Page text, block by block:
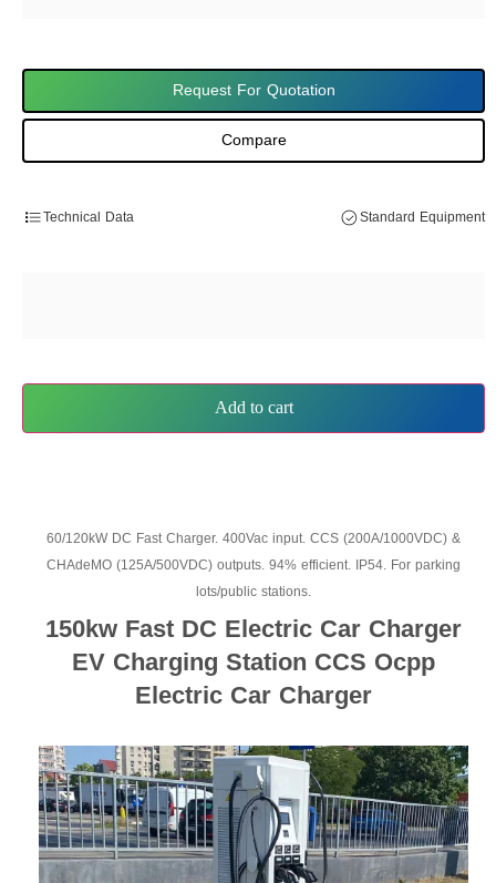
Request For Quotation
Compare
Technical Data Standard Equipment
Add to cart
60/120kW DC Fast Charger. 400Vac input. CCS (200A/1000VDC) &
CHAdeMO (125A/500VDC) outputs. 94% efficient. IP54. For parking
lots/public stations.
150kw Fast DC Electric Car Charger
EV Charging Station CCS Ocpp
Electric Car Charger